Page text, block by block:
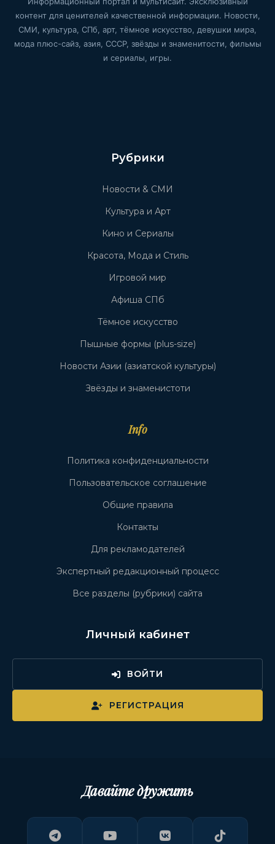
контент для ценителей качественной информации. Новости,
СМИ, культура, СПб, арт, тёмное искусство, девушки мира,
мода плюс-сайз, азия, СССР, звёзды и знаменитости, фильмы
и сериалы, игры.
Рубрики
Новости & СМИ
Культура и Арт
Кино и Сериалы
Красота, Мода и Стиль
Игровой мир
Афиша СПб
Тёмное искусство
Пышные формы (plus-size)
Новости Азии (азиатской культуры)
Звёзды и знаменистоти
Info
Политика конфиденциальности
Пользовательское соглашение
Общие правила
Контакты
Для рекламодателей
Экспертный редакционный процесс
Все разделы (рубрики) сайта
Личный кабинет
ВОЙТИ
РЕГИСТРАЦИЯ
Давайте дружить